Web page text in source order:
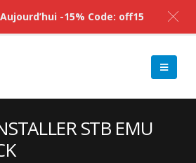
STB EMU
-15% Code: off15